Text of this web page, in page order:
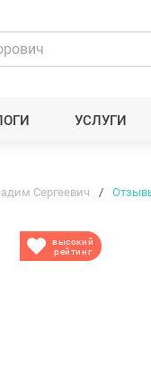
УСЛУГИ
Сергеевич
высокий
рейтинг